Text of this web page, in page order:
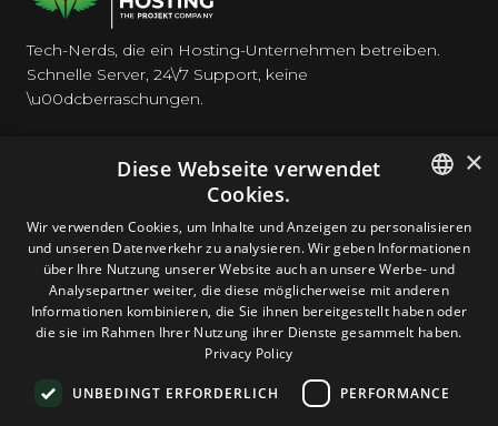
Tech-Nerds, die ein Hosting-Unternehmen betreiben.
Schnelle Server, 24\/7 Support, keine
\u00dcberraschungen.
HOSTING
DOMAINS & E-MAIL
TOOLS & SICHERHEIT
UNTERNEHMEN
ENGLISH
ROMANIAN
×
Diese Webseite verwendet
Cookies.
Wir verwenden Cookies, um Inhalte und Anzeigen zu personalisieren
und unseren Datenverkehr zu analysieren. Wir geben Informationen
über Ihre Nutzung unserer Website auch an unsere Werbe- und
Analysepartner weiter, die diese möglicherweise mit anderen
Informationen kombinieren, die Sie ihnen bereitgestellt haben oder
die sie im Rahmen Ihrer Nutzung ihrer Dienste gesammelt haben.
Privacy Policy
UNBEDINGT ERFORDERLICH PERFORMANCE